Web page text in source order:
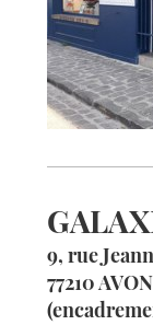
9, rue
77210 AVON